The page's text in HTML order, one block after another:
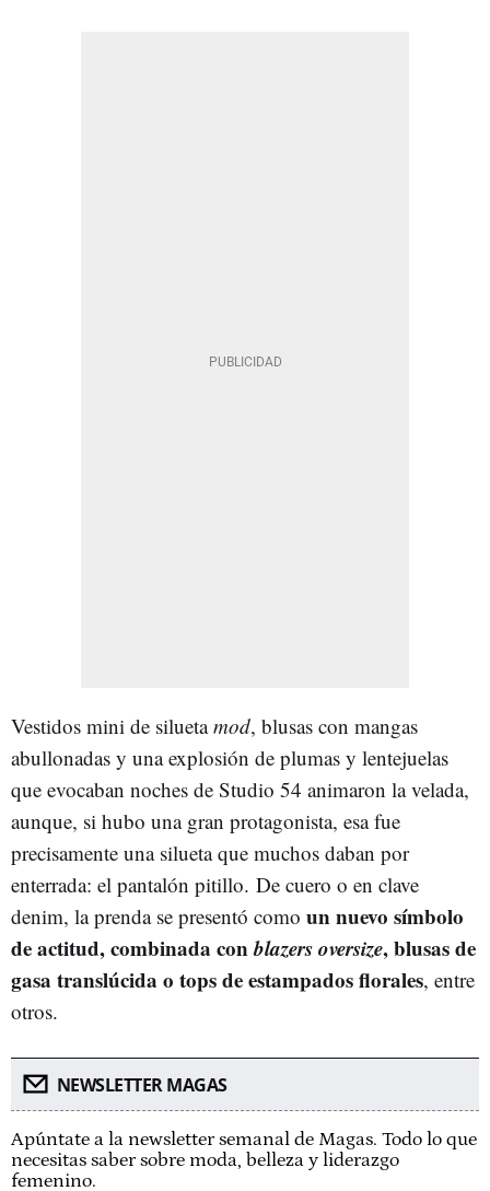
Vestidos mini de siluetamod, blusas con mangas
abullonadas y una explosión de plumas y lentejuelas
que evocaban noches de Studio 54 animaron la velada,
aunque, si hubo una gran protagonista, esa fue
precisamente una silueta que muchos daban por
enterrada: el pantalón pitillo. De cuero o en clave
denim, la prenda se presentó como un nuevo símbolo
de actitud, combinada conblazers oversize, blusas de
gasa translúcida o tops de estampados florales, entre
otros.
NEWSLETTER MAGAS
Apúntate a la newsletter semanal de Magas. Todo lo que
necesitas saber sobre moda, belleza y liderazgo
femenino.